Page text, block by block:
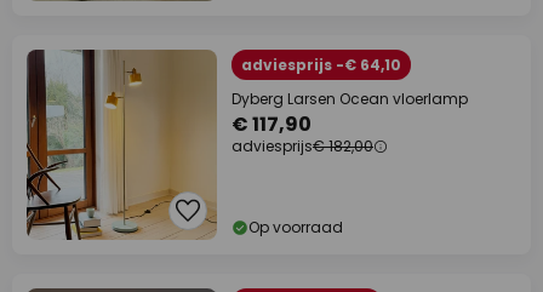
adviesprijs -€ 64,10
Dyberg Larsen Ocean vloerlamp
€ 117,90
adviesprijs€ 182,00
Op voorraad